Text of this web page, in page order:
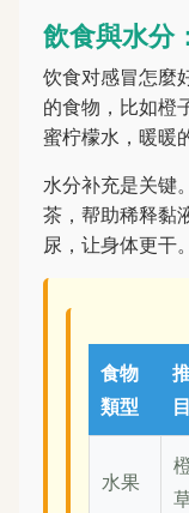
飲食與水分
饮食对感冒怎麼
的食物，比如橙
蜜柠檬水，暖暖
水分补充是关键
茶，帮助稀释黏
尿，让身体更干。
食物
類型
目
水果